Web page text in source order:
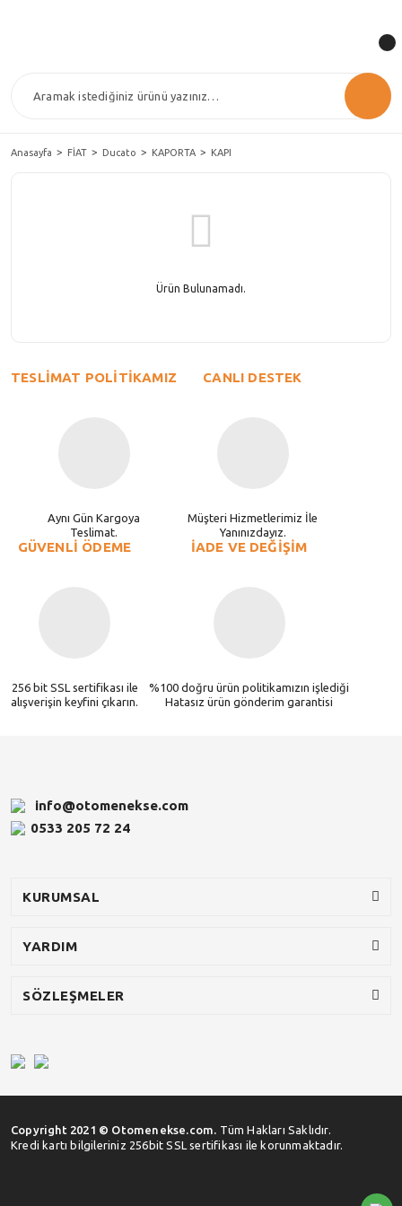
Anasayfa FİAT Ducato KAPORTA KAPI
Ürün Bulunamadı.
TESLİMAT POLİTİKAMIZ
Aynı Gün Kargoya
Teslimat.
CANLI DESTEK
Müşteri Hizmetlerimiz İle
Yanınızdayız.
GÜVENLİ ÖDEME
256 bit SSL sertifikası ile
alışverişin keyfini çıkarın.
İADE VE DEĞİŞİM
%100 doğru ürün politikamızın işlediği
Hatasız ürün gönderim garantisi
info@otomenekse.com
0533 205 72 24
KURUMSAL
YARDIM
SÖZLEŞMELER
Copyright 2021 © Otomenekse.com. Tüm Hakları Saklıdır.
Kredi kartı bilgileriniz 256bit SSL sertifikası ile korunmaktadır.